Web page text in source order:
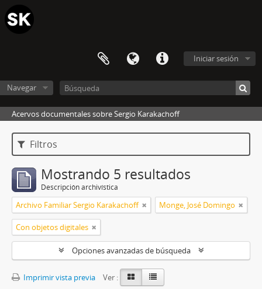
Iniciar sesión
Navegar
Acervos documentales sobre Sergio Karakachoff
Filtros
Mostrando 5 resultados
Descripción archivística
Archivo Familiar Sergio Karakachoff Monge, José Domingo
Con objetos digitales
Opciones avanzadas de búsqueda
Imprimir vista previa
Ver :